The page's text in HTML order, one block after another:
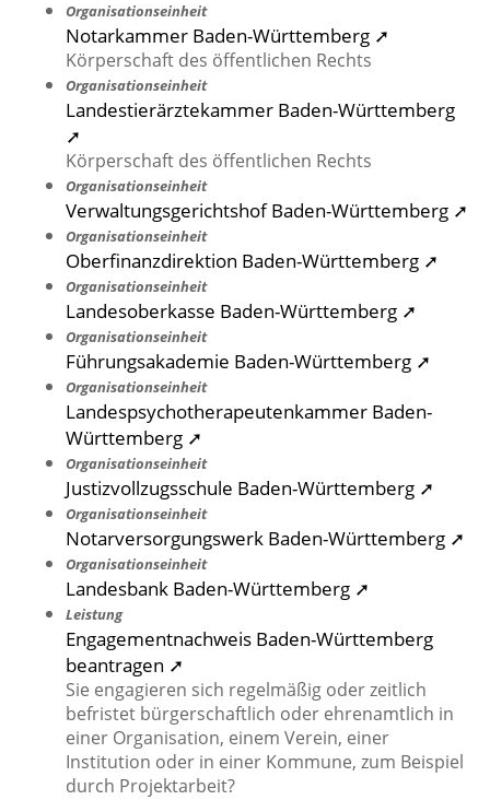
Organisationseinheit
Notarkammer Baden-Württemberg ➚
Körperschaft des öffentlichen Rechts
Organisationseinheit
Landestierärztekammer Baden-Württemberg
➚
Körperschaft des öffentlichen Rechts
Organisationseinheit
Verwaltungsgerichtshof Baden-Württemberg ➚
Organisationseinheit
Oberfinanzdirektion Baden-Württemberg ➚
Organisationseinheit
Landesoberkasse Baden-Württemberg ➚
Organisationseinheit
Führungsakademie Baden-Württemberg ➚
Organisationseinheit
Landespsychotherapeutenkammer Baden-
Württemberg ➚
Organisationseinheit
Justizvollzugsschule Baden-Württemberg ➚
Organisationseinheit
Notarversorgungswerk Baden-Württemberg ➚
Organisationseinheit
Landesbank Baden-Württemberg ➚
Leistung
Engagementnachweis Baden-Württemberg
beantragen ➚
Sie engagieren sich regelmäßig oder zeitlich
befristet bürgerschaftlich oder ehrenamtlich in
einer Organisation, einem Verein, einer
Institution oder in einer Kommune, zum Beispiel
durch Projektarbeit?